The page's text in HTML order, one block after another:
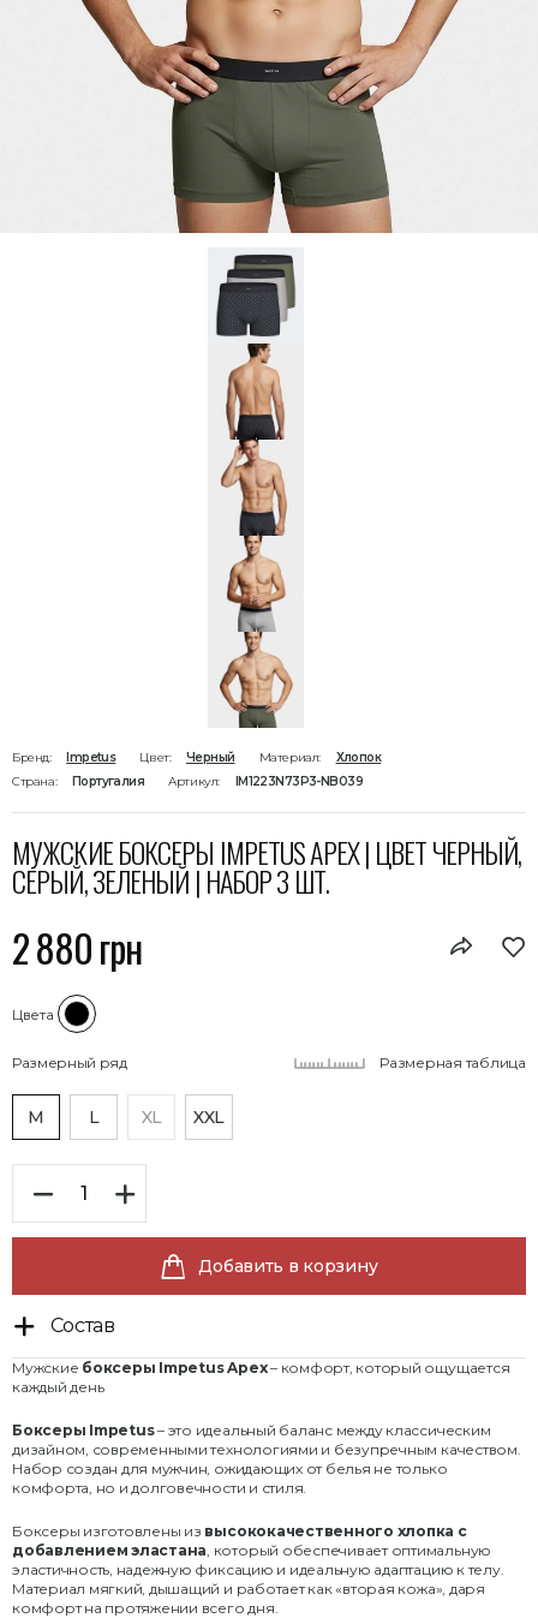
Бренд: Impetus Цвет: Черный Материал:
Хлопок
Страна:
Португалия Артикул: IM1223N73P3-NB039
МУЖСКИЕ БОКСЕРЫ IMPETUS APEX | ЦВЕТ ЧЕРНЫЙ,
СЕРЫЙ, ЗЕЛЕНЫЙ | НАБОР 3 ШТ.
2 880 грн
Цвета
Размерный ряд Размерная таблица
M L XL XXL
Добавить в корзину
Состав
Мужские боксеры Impetus Apex– комфорт, который ощущается
каждый день
Боксеры Impetus– это идеальный баланс между классическим
дизайном, современными технологиями и безупречным качеством.
Набор создан для мужчин, ожидающих от белья не только
комфорта, но и долговечности и стиля.
Боксеры изготовлены из высококачественного хлопка с
добавлением эластана, который обеспечивает оптимальную
эластичность, надежную фиксацию и идеальную адаптацию к телу.
Материал мягкий, дышащий и работает как «вторая кожа», даря
комфорт на протяжении всего дня.